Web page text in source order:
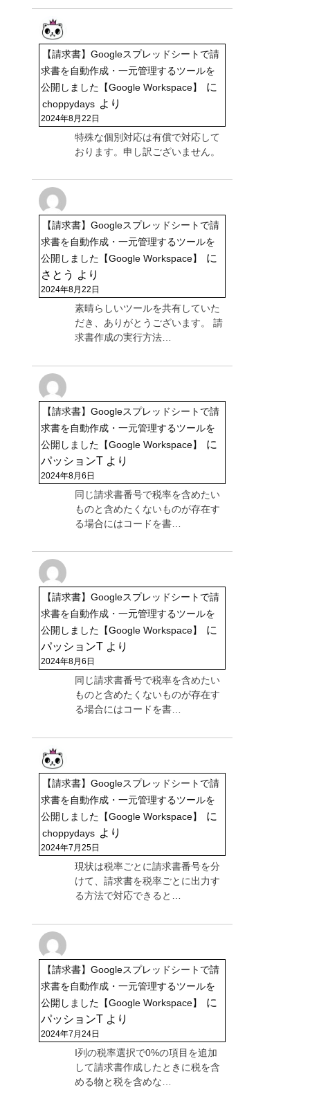
【請求書】Googleスプレッドシートで請
求書を自動作成・一元管理するツールを
公開しました【Google Workspace】
に
choppydays より
2024年8月22日
特殊な個別対応は有償で対応して
おります。申し訳ございません。
【請求書】Googleスプレッドシートで請
求書を自動作成・一元管理するツールを
公開しました【Google Workspace】
に
さとう より
2024年8月22日
素晴らしいツールを共有していた
だき、ありがとうございます。 請
求書作成の実行方法…
【請求書】Googleスプレッドシートで請
求書を自動作成・一元管理するツールを
公開しました【Google Workspace】
に
パッションT より
2024年8月6日
同じ請求書番号で税率を含めたい
ものと含めたくないものが存在す
る場合にはコードを書…
【請求書】Googleスプレッドシートで請
求書を自動作成・一元管理するツールを
公開しました【Google Workspace】
に
パッションT より
2024年8月6日
同じ請求書番号で税率を含めたい
ものと含めたくないものが存在す
る場合にはコードを書…
【請求書】Googleスプレッドシートで請
求書を自動作成・一元管理するツールを
公開しました【Google Workspace】
に
choppydays より
2024年7月25日
現状は税率ごとに請求書番号を分
けて、請求書を税率ごとに出力す
る方法で対応できると…
【請求書】Googleスプレッドシートで請
求書を自動作成・一元管理するツールを
公開しました【Google Workspace】
に
パッションT より
2024年7月24日
I列の税率選択で0%の項目を追加
して請求書作成したときに税を含
める物と税を含めな…